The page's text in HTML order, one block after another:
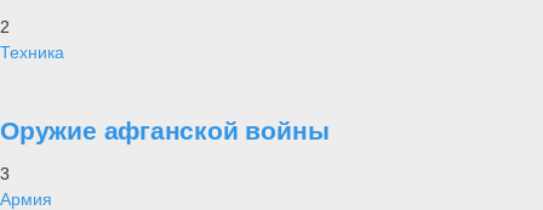
2
Техника
Оружие афганской войны
3
Армия